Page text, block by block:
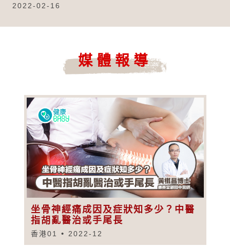
2022-02-16
媒體報導
坐骨神經痛成因及症狀知多少？中醫
指胡亂醫治或手尾長
香港01 2022-12